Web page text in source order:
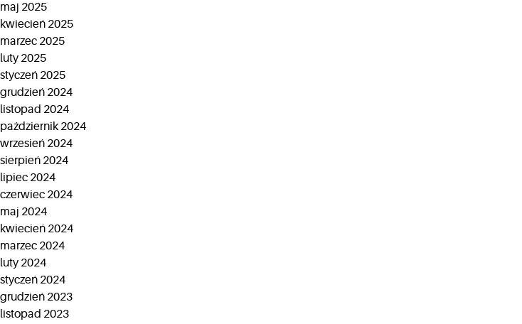
maj 2025
kwiecień 2025
marzec 2025
luty 2025
styczeń 2025
grudzień 2024
listopad 2024
październik 2024
wrzesień 2024
sierpień 2024
lipiec 2024
czerwiec 2024
maj 2024
kwiecień 2024
marzec 2024
luty 2024
styczeń 2024
grudzień 2023
listopad 2023